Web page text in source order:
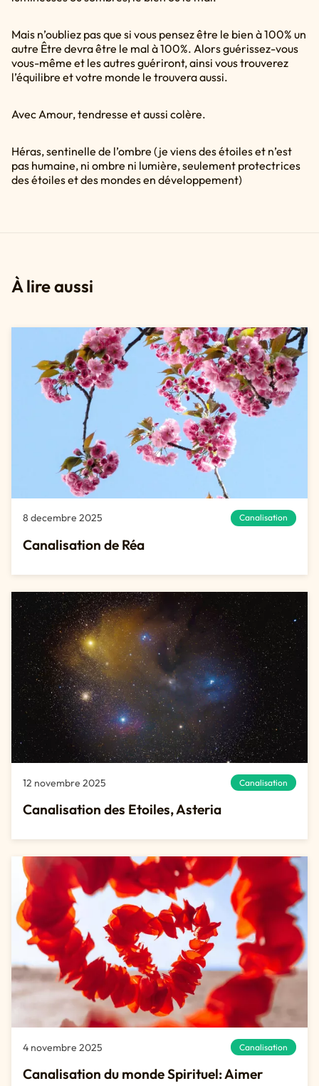
Mais n’oubliez pas que si vous pensez être le bien à 100% un
autre Être devra être le mal à 100%. Alors guérissez-vous
vous-même et les autres guériront, ainsi vous trouverez
l’équilibre et votre monde le trouvera aussi.
Avec Amour, tendresse et aussi colère.
Héras, sentinelle de l’ombre (je viens des étoiles et n’est
pas humaine, ni ombre ni lumière, seulement protectrices
des étoiles et des mondes en développement)
À lire aussi
8 decembre 2025 Canalisation
Canalisation de Réa
12 novembre 2025 Canalisation
Canalisation des Etoiles, Asteria
4 novembre 2025 Canalisation
Canalisation du monde Spirituel: Aimer